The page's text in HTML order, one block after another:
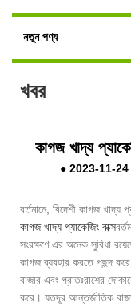
নতুন পণ্য
খবর
কাগজ খাদ্য
● 2023-11-24
বর্তমানে, বিদেশী কাগজ খাদ্য
কাগজ খাদ্য প্যাকেজিং বাক্স
সংরক্ষণে এর অনেক সুবিধা
কাগজ ব্যবহার করতে পছন্দ
বাজার এবং প্রাতঃরাশের
করে। যতদূর আন্তর্জাতিক